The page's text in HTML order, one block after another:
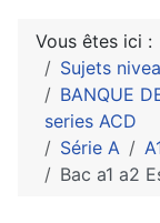
Vous êtes ici :
Sujets
BANQUE
series ACD
Série A
Bac a1 a2